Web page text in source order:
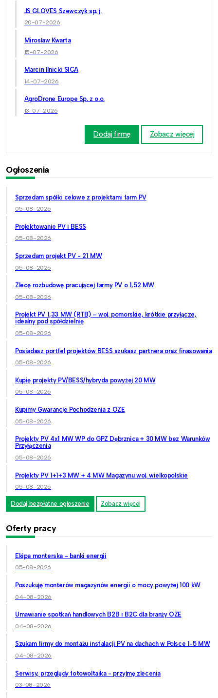
JS GLOVES Szewczyk sp. j.
20-07-2026
Mirosław Kwarta
15-07-2026
Marcin Ilnicki SICA
14-07-2026
AgroDrone Europe Sp. z o.o.
13-07-2026
Dodaj firmę Zobacz więcej
Ogłoszenia
Sprzedam spółki celowe z projektami farm PV
05-08-2026
Projektowanie PV i BESS
05-08-2026
Sprzedam projekt PV - 21 MW
05-08-2026
Zlecę rozbudowę pracującej farmy PV o 1,52 MW
05-08-2026
Projekt PV 1,33 MW (RTB) – woj. pomorskie, krótkie przyłącze,
idealny pod spółdzielnię
05-08-2026
Posiadasz portfel projektów BESS szukasz partnera oraz finasowania
05-08-2026
Kupię projekty PV/BESS/hybryda powyżej 20 MW
05-08-2026
Kupimy Gwarancje Pochodzenia z OZE
05-08-2026
Projekty PV 4x1 MW WP do GPZ Dębrznica + 30 MW bez Warunków
Przyłączenia
05-08-2026
Projekty PV 1+1+3 MW + 4 MW Magazynu woj. wielkopolskie
05-08-2026
Dodaj bezpłatne ogłoszenie Zobacz więcej
Oferty pracy
Ekipa monterska - banki energii
05-08-2026
Poszukuję monterów magazynów energii o mocy powyżej 100 kW
04-08-2026
Umawianie spotkań handlowych B2B i B2C dla branży OZE
04-08-2026
Szukam firmy do montażu instalacji PV na dachach w Polsce 1-5 MW
04-08-2026
Serwisy, przeglądy fotowoltaika - przyjmę zlecenia
03-08-2026